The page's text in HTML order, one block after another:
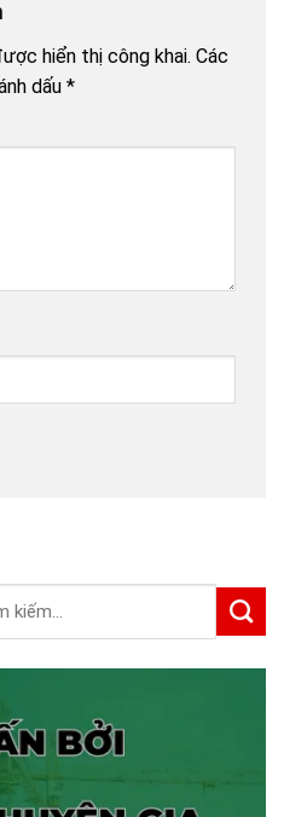
hiển thị công khai. Các
dấu *